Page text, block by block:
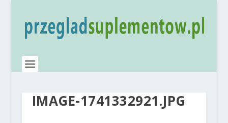
IMAGE-1741332921.JPG